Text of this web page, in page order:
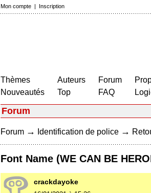
Mon compte | Inscription
Thèmes
Nouveautés
Auteurs
Top
Forum
FAQ
Forum
Forum → Identification de police →
Font Name (WE CAN BE
crackdayoke